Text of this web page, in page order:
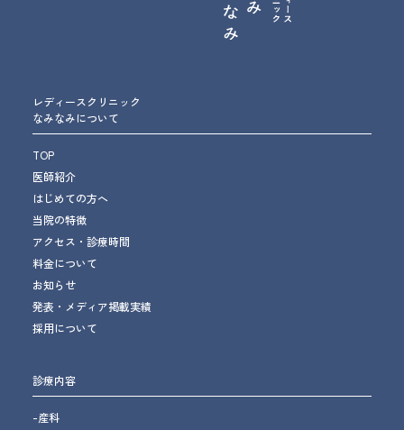
レディースクリニック
なみなみについて
TOP
医師紹介
はじめての方へ
当院の特徴
アクセス・診療時間
料金について
お知らせ
発表・メディア掲載実績
採用について
診療内容
-産科